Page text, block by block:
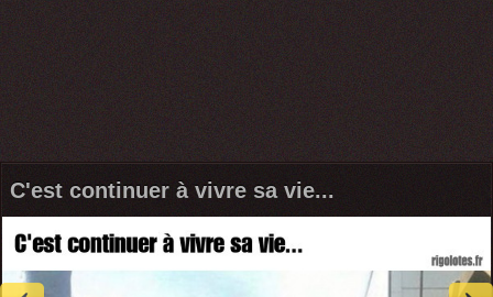
C'est continuer à vivre sa vie...